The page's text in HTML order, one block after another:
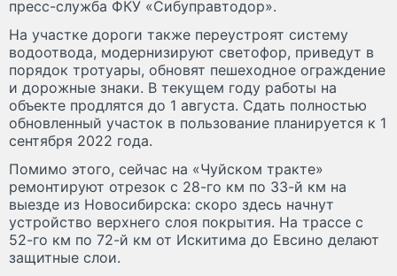
пресс-служба ФКУ «Сибуправтодор».
На участке дороги также переустроят систему
водоотвода, модернизируют светофор, приведут в
порядок тротуары, обновят пешеходное ограждение
и дорожные знаки. В текущем году работы на
объекте продлятся до 1 августа. Сдать полностью
обновленный участок в пользование планируется к 1
сентября 2022 года.
Помимо этого, сейчас на «Чуйском тракте»
ремонтируют отрезок с 28-го км по 33-й км на
выезде из Новосибирска: скоро здесь начнут
устройство верхнего слоя покрытия. На трассе с
52-го км по 72-й км от Искитима до Евсино делают
защитные слои.